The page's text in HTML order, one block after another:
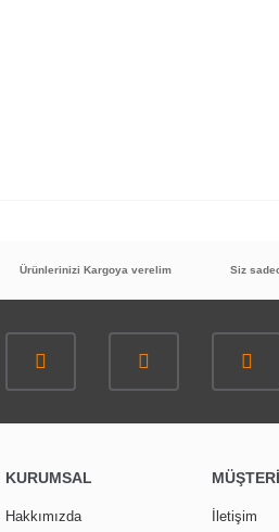
Ürünlerinizi Kargoya verelim Siz
KURUMSAL
Hakkımızda
İletişim